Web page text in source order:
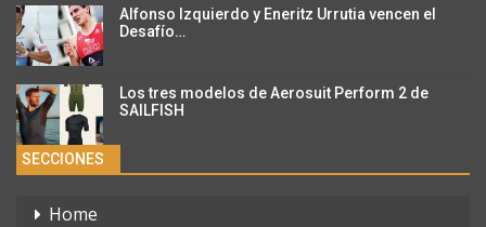
Alfonso Izquierdo y Eneritz Urrutia vencen el
Desafío…
Los tres modelos de Aerosuit Perform 2 de
SAILFISH
SECCIONES
Home